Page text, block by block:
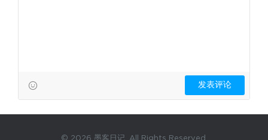
© 2026 墨客日记. All Rights Reserved.